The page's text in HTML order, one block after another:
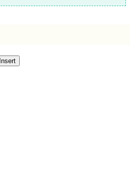
Insert